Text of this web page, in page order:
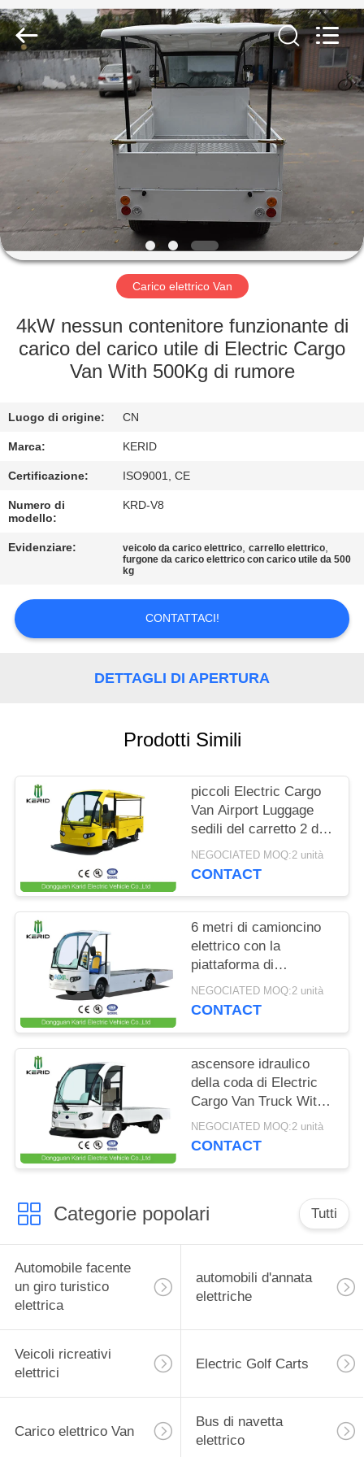
CASA.
PRODOTTI
VIDEO
SU
DI
VISITA
CONTROLLO
DELLA
QUALITÀ
CONTATTACI
NOTIZIE
DEL
POLITICA
SULLA
PRIVACY
Co,Ltd.
All
Rights
Reserved.
Developed
by
ECER
Carico elettrico Van
4kW nessun contenitore funzionante di
carico del carico utile di Electric Cargo
Van With 500Kg di rumore
Luogo di origine: CN
Marca: KERID
Certificazione: ISO9001, CE
Numero di
modello:
KRD-V8
Evidenziare: veicolo da carico elettrico,carrello elettrico,
furgone da carico elettrico con carico utile da 500
kg
CONTATTACI!
DETTAGLI DI APERTURA
Prodotti Simili
piccoli Electric Cargo
Van Airport Luggage
sedili del carretto 2 di
700KG con il certificato
del CE
NEGOCIATED MOQ:2 unità
CONTACT
6 metri di camioncino
elettrico con la
piattaforma di
caricamento lunga, una
capacità di carico di 2
NEGOCIATED MOQ:2 unità
CONTACT
ascensore idraulico
della coda di Electric
Cargo Van Truck With
del motore a corrente
alternata 72V, capacità
NEGOCIATED MOQ:2 unità
CONTACT
Categorie popolari Tutti
Automobile facente
un giro turistico
elettrica
automobili d'annata
elettriche
Veicoli ricreativi
elettrici
Electric Golf Carts
Carico elettrico Van
Bus di navetta
elettrico